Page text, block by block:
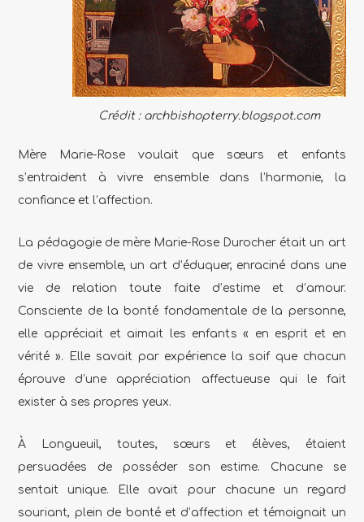
Crédit : archbishopterry.blogspot.com
Mère Marie-Rose voulait que sœurs et enfants
s’entraident à vivre ensemble dans l’harmonie, la
confiance et l’affection.
La pédagogie de mère Marie-Rose Durocher était un art
de vivre ensemble, un art d’éduquer, enraciné dans une
vie de relation toute faite d’estime et d’amour.
Consciente de la bonté fondamentale de la personne,
elle appréciait et aimait les enfants « en esprit et en
vérité ». Elle savait par expérience la soif que chacun
éprouve d’une appréciation affectueuse qui le fait
exister à ses propres yeux.
À Longueuil, toutes, sœurs et élèves, étaient
persuadées de posséder son estime. Chacune se
sentait unique. Elle avait pour chacune un regard
souriant, plein de bonté et d’affection et témoignait un